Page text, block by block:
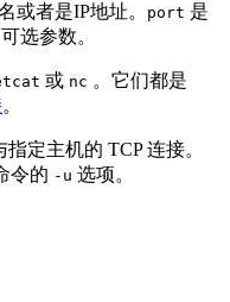
或者是IP地址。 port 是
选参数。
或 nc 。它们都是
。
定主机的 TCP 连接。
令的 -u 选项。